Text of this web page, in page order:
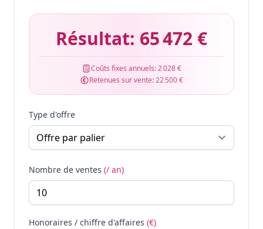
Résultat: 65 472 €
Coûts fixes annuels:2 028 €
Retenues sur vente:22 500 €
Type d'offre
Nombre de ventes (/ an)
Honoraires / chiffre d'affaires (€)